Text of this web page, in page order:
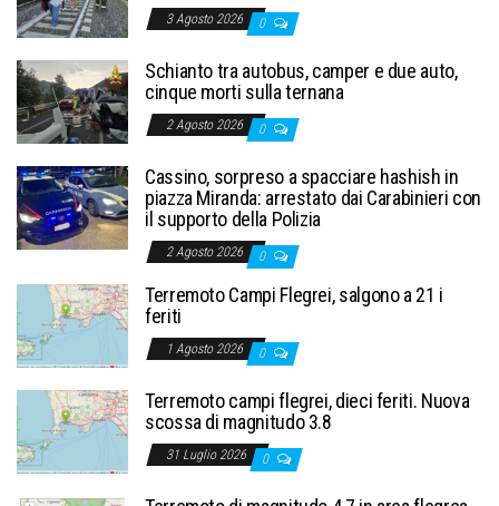
3 Agosto 2026 0
Schianto tra autobus, camper e due auto,
cinque morti sulla ternana
2 Agosto 2026 0
Cassino, sorpreso a spacciare hashish in
piazza Miranda: arrestato dai Carabinieri con
il supporto della Polizia
2 Agosto 2026 0
Terremoto Campi Flegrei, salgono a 21 i
feriti
1 Agosto 2026 0
Terremoto campi flegrei, dieci feriti. Nuova
scossa di magnitudo 3.8
31 Luglio 2026 0